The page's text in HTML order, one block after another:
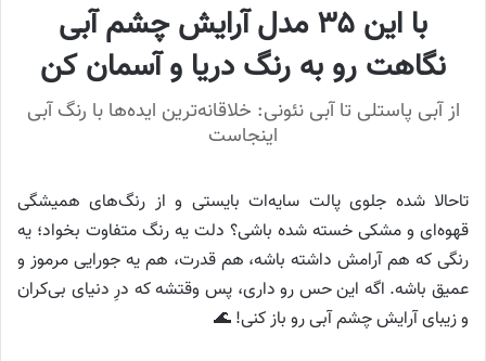
با این ۳۵ مدل آرایش چشم آبی
نگاهت رو به رنگ دریا و آسمان کن
از آبی پاستلی تا آبی نئونی: خلاقانه‌ترین ایده‌ها با رنگ آبی
اینجاست
تاحالا شده جلوی پالت سایه‌ات بایستی و از رنگ‌های همیشگی
قهوه‌ای و مشکی خسته شده باشی؟ دلت یه رنگ متفاوت بخواد؛ یه
رنگی که هم آرامش داشته باشه، هم قدرت، هم یه جورایی مرموز و
عمیق باشه. اگه این حس رو داری، پس وقتشه که درِ دنیای بی‌کران
و زیبای آرایش چشم آبی رو باز کنی! 🌊